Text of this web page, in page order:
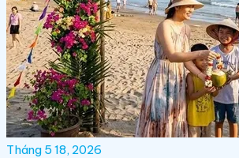
Tháng 5 18, 2026